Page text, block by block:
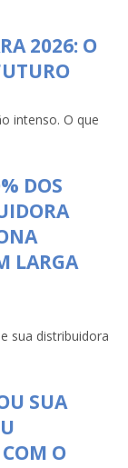
2026: O
intenso. O que
DOS
LARGA
sua distribuidora
SUA
O